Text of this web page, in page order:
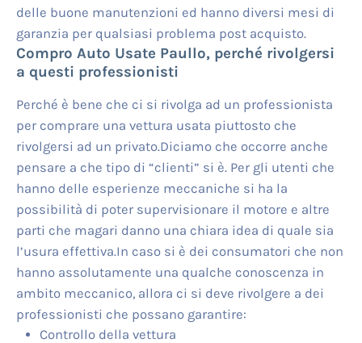
delle buone manutenzioni ed hanno diversi mesi di
garanzia per qualsiasi problema post acquisto.
Compro Auto Usate Paullo, perché rivolgersi
a questi professionisti
Perché è bene che ci si rivolga ad un professionista
per comprare una vettura usata piuttosto che
rivolgersi ad un privato.Diciamo che occorre anche
pensare a che tipo di “clienti” si è. Per gli utenti che
hanno delle esperienze meccaniche si ha la
possibilità di poter supervisionare il motore e altre
parti che magari danno una chiara idea di quale sia
l’usura effettiva.In caso si è dei consumatori che non
hanno assolutamente una qualche conoscenza in
ambito meccanico, allora ci si deve rivolgere a dei
professionisti che possano garantire:
Controllo della vettura